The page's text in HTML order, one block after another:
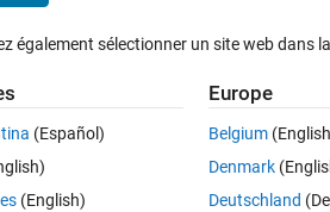
également sélectionner un site web dans
(Español)
(English)
Europe
Belgium
Denmark
Deutschland